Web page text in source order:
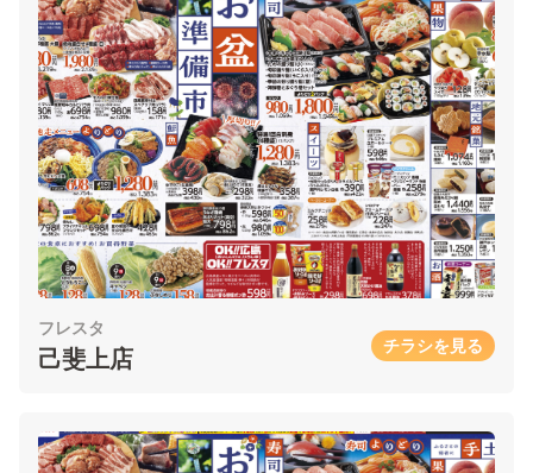
フレスタ
己斐上店 チラシを見る